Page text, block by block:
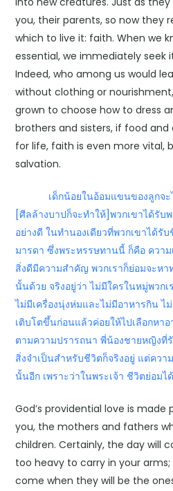
you, their parents, so now they
which to live it: faith. When we
essential, we immediately seek
Indeed, who among us would
without clothing or
grown to choose how to dress
brothers and sisters, if food
for life, faith is even more vital,
salvation.
เด็กน้อยในอ้อมแขนของลูกจะไ
[ศีลล้างบาปก็จะทำให้]พวกเขาได้รับ
อย่างดี ในทำนองเดียวที่พวกเขาได้รั
มารดา ซึ่งพระหรรษทานนี้ ก็คือ ความ
สิ่งดีมีความสำคัญ พวกเราก็ย่อมจะหา
นั้นด้วย จริงอยู่ว่า ไม่มีใครในหมู่พวกเ
ไม่มีเครื่องนุ่งห่มและไม่มีอาหารกิน ไ
เติบโตขึ้นก่อนแล้วค่อยให้ไปเลือกหาอ
ตามความปรารถนา พี่น้องชายหญิงที่
สิ่งจำเป็นสำหรับชีวิตก็จริงอยู่ แต่คว
นั้นอีก เพราะว่าในพระเจ้า ชีวิตย่อมไ
God’s providential love is
you, the mothers and fathers
children. Certainly, the day will
too heavy to carry in your
come when they will be the